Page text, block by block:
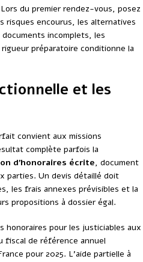
du premier rendez-vous, posez
risques encourus, les alternatives
incomplets, les
préparatoire conditionne la
et les
convient aux missions
complète parfois la
d’honoraires écrite, document
parties. Un devis détaillé doit
les frais annexes prévisibles et la
propositions à dossier égal.
honoraires pour les justiciables aux
fiscal de référence annuel
pour 2025. L’aide partielle à